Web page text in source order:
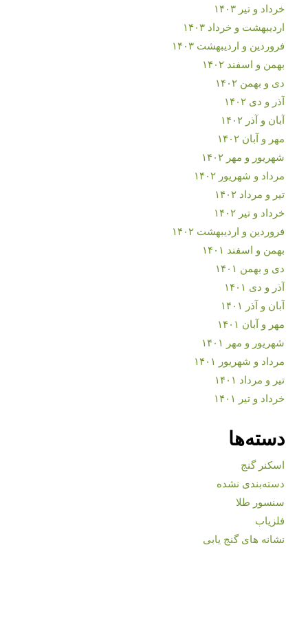
خرداد و تیر ۱۴۰۳
اردیبهشت و خرداد ۱۴۰۳
فروردین و اردیبهشت ۱۴۰۳
بهمن و اسفند ۱۴۰۲
دی و بهمن ۱۴۰۲
آذر و دی ۱۴۰۲
آبان و آذر ۱۴۰۲
مهر و آبان ۱۴۰۲
شهریور و مهر ۱۴۰۲
مرداد و شهریور ۱۴۰۲
تیر و مرداد ۱۴۰۲
خرداد و تیر ۱۴۰۲
فروردین و اردیبهشت ۱۴۰۲
بهمن و اسفند ۱۴۰۱
دی و بهمن ۱۴۰۱
آذر و دی ۱۴۰۱
آبان و آذر ۱۴۰۱
مهر و آبان ۱۴۰۱
شهریور و مهر ۱۴۰۱
مرداد و شهریور ۱۴۰۱
تیر و مرداد ۱۴۰۱
خرداد و تیر ۱۴۰۱
دسته‌ها
اسکنر گنج
دسته‌بندی نشده
سنسور طلا
فلزیاب
نشانه های گنج یابی